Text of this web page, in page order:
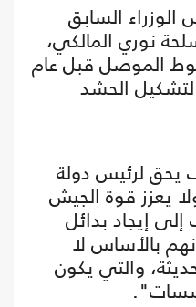
السابق
نوري المالكي،
الموصل قبل عام
الحشد
لرئيس دولة
يعزز قوة الجيش
إلى إيجاد بدائل
بالأساس لا
والتي يكون